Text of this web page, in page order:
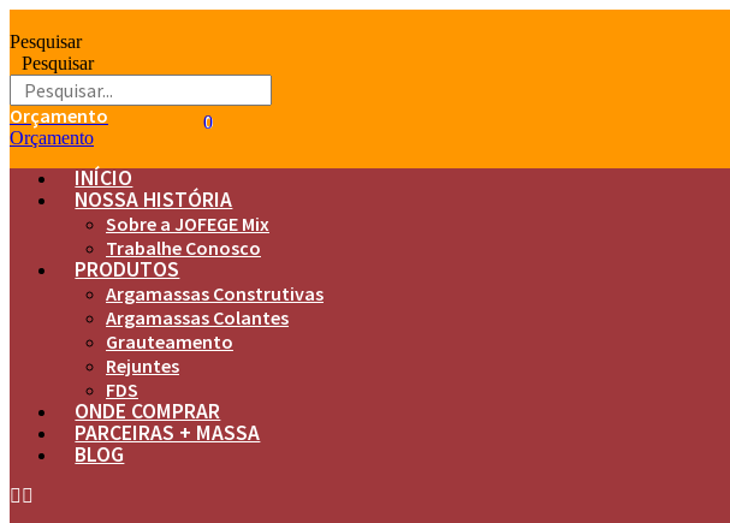
para
conteúdo
Pesquisar
Pesquisar
Orçamento 0
Orçamento
0
INÍCIO
NOSSA HISTÓRIA
Sobre a JOFEGE Mix
Trabalhe Conosco
PRODUTOS
Argamassas Construtivas
Argamassas Colantes
Grauteamento
Rejuntes
FDS
ONDE COMPRAR
PARCEIRAS + MASSA
BLOG